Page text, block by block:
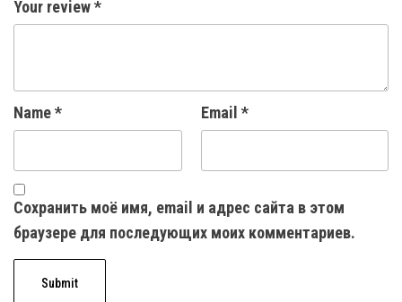
Your review*
Name* Email *
Сохранить моё имя, email и адрес сайта в этом
браузере для последующих моих комментариев.